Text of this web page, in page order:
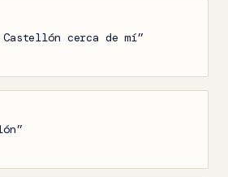
cerca de mí”